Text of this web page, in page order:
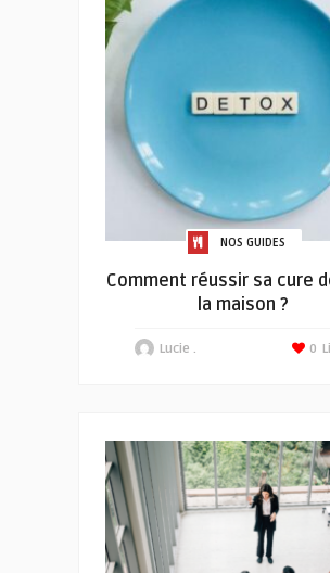
NOS GUIDES
Comment réussir sa cure
la maison ?
Lucie . 0